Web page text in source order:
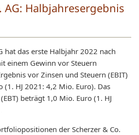
AG: Halbjahresergebnis
hat das erste Halbjahr 2022 nach
einem Gewinn vor Steuern
vor Zinsen und Steuern (EBIT)
(1. HJ 2021: 4,2 Mio. Euro). Das
beträgt 1,0 Mio. Euro (1. HJ
der Scherzer & Co.